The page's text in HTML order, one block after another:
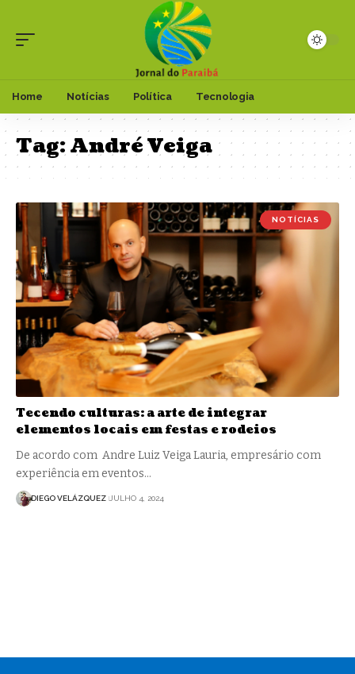
Home Notícias Política Tecnologia
Tag:André Veiga
NOTÍCIAS
Tecendo culturas: a arte de integrar
elementos locais em festas e rodeios
De acordo com Andre Luiz Veiga Lauria, empresário com
experiência em eventos…
DIEGO VELÁZQUEZ JULHO 4, 2024